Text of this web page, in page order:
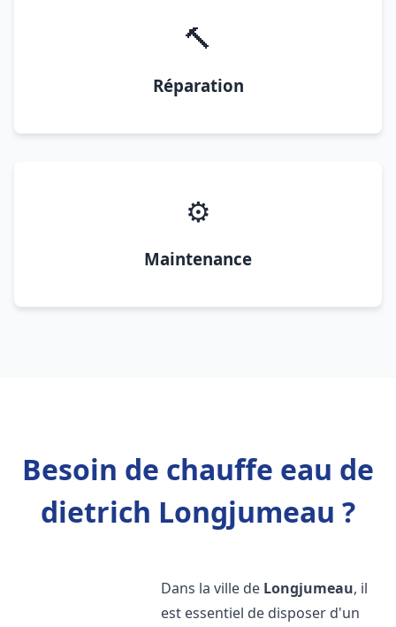
🔨
Réparation
⚙️
Maintenance
Besoin de chauffe eau de
dietrich Longjumeau ?
Dans la ville de Longjumeau, il
est essentiel de disposer d'un